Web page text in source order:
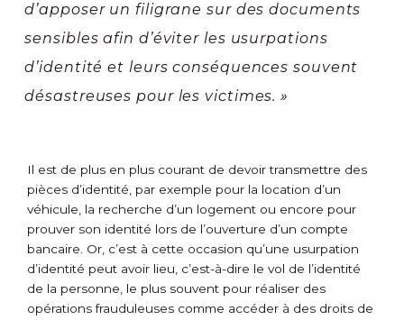
d’apposer un filigrane sur des documents
sensibles afin d’éviter les usurpations
d’identité et leurs conséquences souvent
désastreuses pour les victimes. »
Il est de plus en plus courant de devoir transmettre des
pièces d’identité, par exemple pour la location d’un
véhicule, la recherche d’un logement ou encore pour
prouver son identité lors de l’ouverture d’un compte
bancaire. Or, c’est à cette occasion qu’une usurpation
d’identité peut avoir lieu, c’est-à-dire le vol de l’identité
de la personne, le plus souvent pour réaliser des
opérations frauduleuses comme accéder à des droits de